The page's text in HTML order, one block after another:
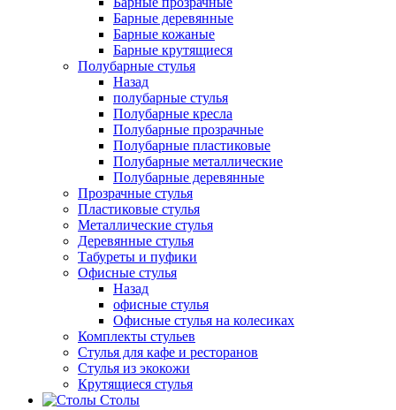
Барные деревянные
Барные кожаные
Барные крутящиеся
Полубарные стулья
Назад
полубарные стулья
Полубарные кресла
Полубарные прозрачные
Полубарные пластиковые
Полубарные металлические
Полубарные деревянные
Прозрачные стулья
Пластиковые стулья
Металлические стулья
Деревянные стулья
Табуреты и пуфики
Офисные стулья
Назад
офисные стулья
Офисные стулья на колесиках
Комплекты стульев
Стулья для кафе и ресторанов
Стулья из экокожи
Крутящиеся стулья
Столы